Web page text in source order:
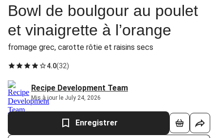
Bowl de boulgour au poulet
et vinaigrette à l’orange
fromage grec, carotte rôtie et raisins secs
4.0(32)
Recipe Development Team
Mis à jour le July 24, 2026
Enregistrer